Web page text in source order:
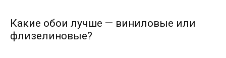
Какие обои лучше — виниловые или
флизелиновые?